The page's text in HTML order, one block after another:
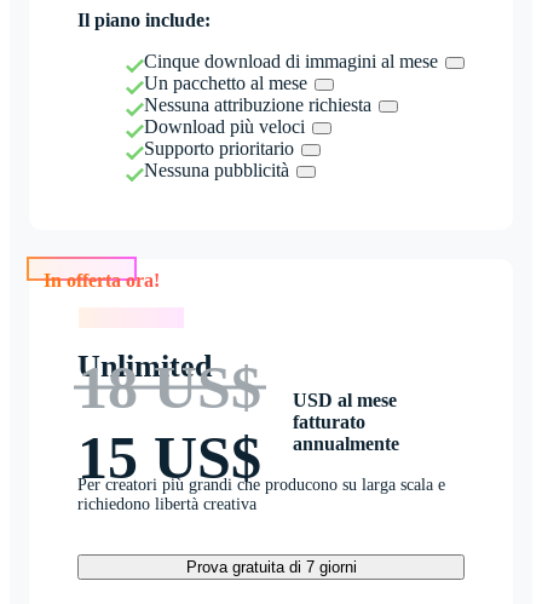
Il piano include:
Cinque download di immagini al mese
Un pacchetto al mese
Nessuna attribuzione richiesta
Download più veloci
Supporto prioritario
Nessuna pubblicità
Unlimited
18 US$
15 US$
USD al mese
fatturato
annualmente
Per creatori più grandi che producono su larga scala e
richiedono libertà creativa
Prova gratuita di 7 giorni